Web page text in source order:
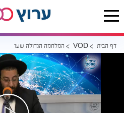
דף הבית VOD המלחמה הגדולה שעוד לפנינו